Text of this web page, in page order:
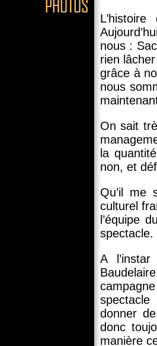
nous :
rien
grâce à
nous
On sait
la
non, et
Qu’il me
culturel
l’équipe
spectacle.
A
donner
donc
manière